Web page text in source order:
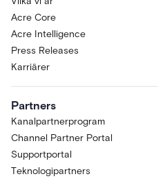
Acre Core
Acre Intelligence
Press Releases
Karriärer
Partners
Kanalpartnerprogram
Channel Partner Portal
Supportportal
Teknologipartners